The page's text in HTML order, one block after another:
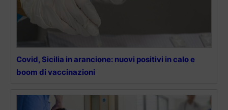
Covid, Sicilia in arancione: nuovi positivi in calo e
boom di vaccinazioni